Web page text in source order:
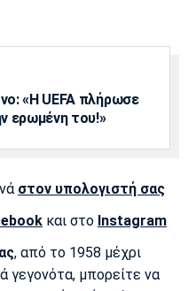
Μαρσέιγ
«Η UEFA πλήρωσε
ερωμένη του!»
στον υπολογιστή σας
και στο Instagram
, από το 1958 μέχρι
γεγονότα, μπορείτε να